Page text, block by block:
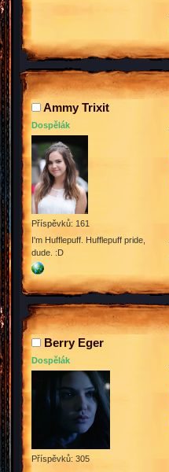
Ammy Trixit
Dospělák
Příspěvků: 161
I'm Hufflepuff. Hufflepuff pride,
dude. :D
Berry Eger
Dospělák
Příspěvků: 305